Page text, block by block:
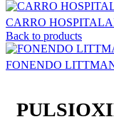
CARRO
Back to products
FONENDO